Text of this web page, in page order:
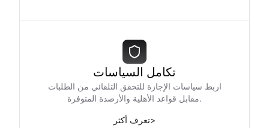
تكامل السياسات
اربط سياسات الإجازة للتحقق التلقائي من الطلبات
مقابل قواعد الأهلية والأرصدة المتوفرة.
تعرف أكثر>